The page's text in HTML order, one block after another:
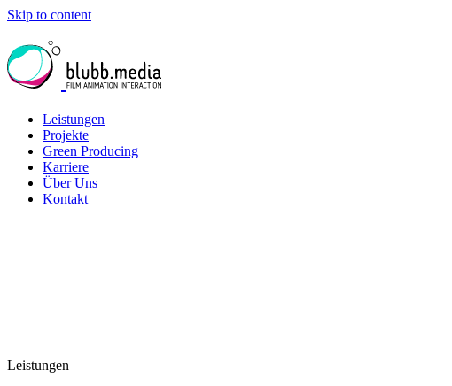
Skip to content
Leistungen
Projekte
Green Producing
Karriere
Über Uns
Kontakt
Leistungen